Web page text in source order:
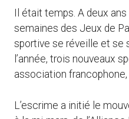
Il était temps. A deux
semaines des Jeux de
sportive se réveille et se
l’année, trois nouveaux
association
L’escrime a initié le